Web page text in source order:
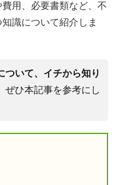
用、必要書類など、不
識について紹介しま
ついて、イチから知り
ぜひ本記事を参考にし